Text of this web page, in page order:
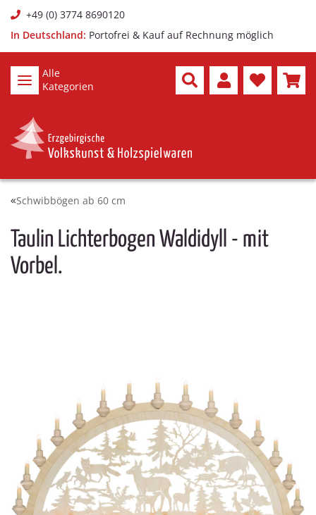
+49 (0) 3774 8690120
In Deutschland: Portofrei & Kauf auf Rechnung möglich
Alle
Kategorien
Schwibbögen ab 60 cm
Taulin Lichterbogen Waldidyll - mit
Vorbel.